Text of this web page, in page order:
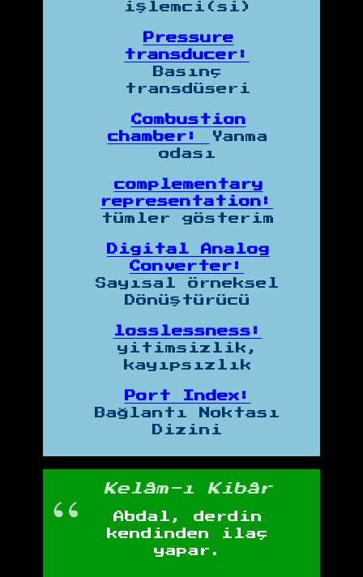
işlemci(si)
Pressure
transducer:
Basınç
transdüseri
Combustion
chamber:
Yanma
odası
complementary
representation:
tümler gösterim
Digital Analog
Converter:
Sayısal Örneksel
Dönüştürücü
losslessness:
yitimsizlik,
kayıpsızlık
Port Index:
Bağlantı Noktası
Dizini
Kelâm-ı Kibâr
Abdal, derdin
kendinden ilaç
yapar.